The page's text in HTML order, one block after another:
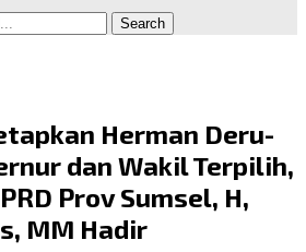
Search
Herman Deru-
dan Wakil Terpilih,
Prov Sumsel, H,
MM Hadir